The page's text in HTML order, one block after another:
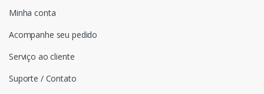
Minha conta
Acompanhe seu pedido
Serviço ao cliente
Suporte / Contato